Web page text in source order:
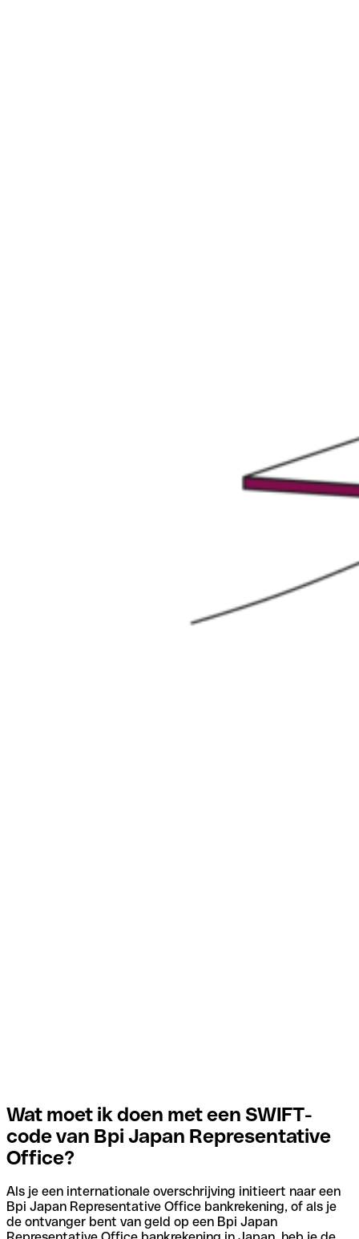
Wat moet ik doen met een SWIFT-
code van Bpi Japan Representative
Office?
Als je een internationale overschrijving initieert naar een
Bpi Japan Representative Office bankrekening, of als je
de ontvanger bent van geld op een Bpi Japan